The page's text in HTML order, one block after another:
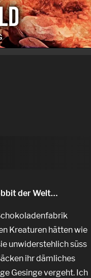
der Welt…
Kreaturen hätten wie
unwiderstehlich süss
ihr dämliches
Gesinge vergeht. Ich